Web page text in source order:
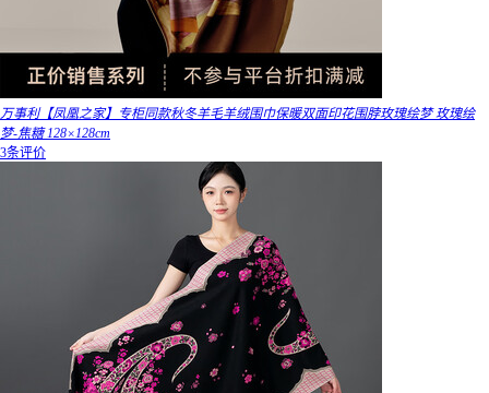
万事利【凤凰之家】专柜同款秋冬羊毛羊绒围巾保暖双面印花围脖玫瑰绘梦 玫瑰绘
梦-焦糖 128×128cm
3条评价